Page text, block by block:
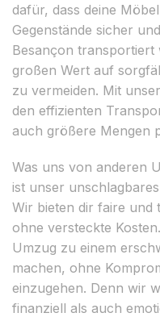
dafür, dass deine
Gegenstände sicher
Besançon transportiert
großen Wert auf
zu vermeiden. Mit
den effizienten
auch größere Mengen
Was uns von anderen
ist unser
Wir bieten dir faire und
ohne versteckte
Umzug zu einem
machen, ohne
einzugehen. Denn wir
finanziell als auch